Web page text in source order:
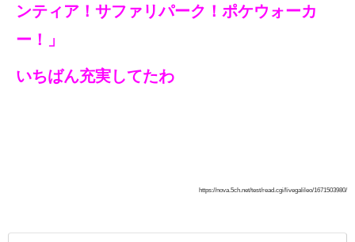
ンティア！サファリパーク！ポケウォーカ
ー！」
いちばん充実してたわ
https://nova.5ch.net/test/read.cgi/livegalileo/1671503980/